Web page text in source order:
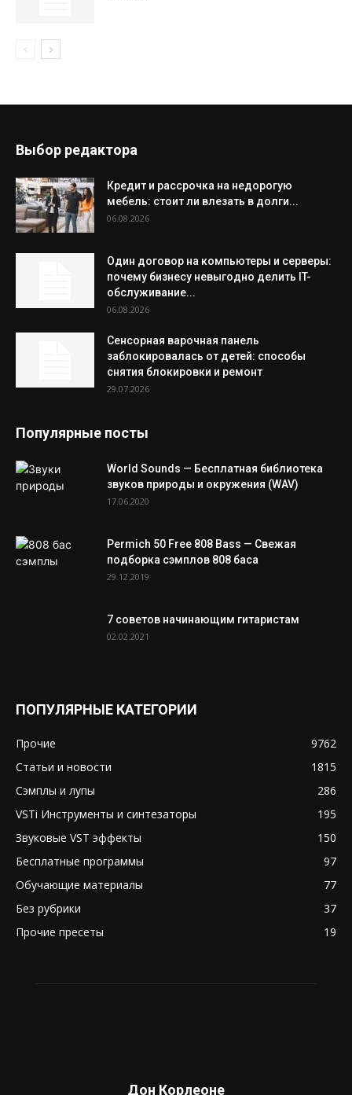
Выбор редактора
Кредит и рассрочка на недорогую
мебель: стоит ли влезать в долги...
06.08.2026
Один договор на компьютеры и серверы:
почему бизнесу невыгодно делить IT-
обслуживание...
06.08.2026
Сенсорная варочная панель
заблокировалась от детей: способы
снятия блокировки и ремонт
29.07.2026
Популярные посты
World Sounds — Бесплатная библиотека
звуков природы и окружения (WAV)
17.06.2020
Permich 50 Free 808 Bass — Свежая
подборка сэмплов 808 баса
29.12.2019
7 советов начинающим гитаристам
02.02.2021
ПОПУЛЯРНЫЕ КАТЕГОРИИ
Прочие
9762
Статьи и новости
1815
Сэмплы и лупы
286
VSTi Инструменты и синтезаторы
195
Звуковые VST эффекты
150
Бесплатные программы
97
Обучающие материалы
77
Без рубрики
37
Прочие пресеты
19
Дон Корлеоне